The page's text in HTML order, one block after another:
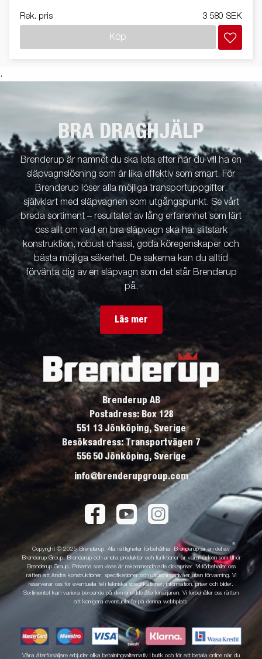
Rek. pris 3 580 SEK
Köp
.
BRA DRAGHJÄLP
Brenderup är namnet du ska leta efter när du vill ha en
släpvagnslösning som är lika effektiv som smart. För
Brenderup löser alla möjliga transportuppgifter,
självklart med släpvagnen som utgångspunkt. Se vårt
breda sortiment – resultatet av lång erfarenhet som lärt
oss allt om vad en bra släpvagn ska ha: slitstark
konstruktion, robust chassi, goda köregenskaper och
bästa möjliga säkerhet. De sakerna kan du alltid
förvänta dig av en släpvagn som det står Brenderup
på.
Läs mer
Brenderup AB
Postadress: Box 128
551 13 Jönköping, Sverige
Besöksadress: Transportvägen 7
556 50 Jönköping, Sverige
info@brenderupgroup.com
Copyright © 2025 Brenderup. Alla rättigheter förbehållna. Brenderup är en del av
Brenderup Group. Brenderup och andra produkter och funktioner är varumärken som tillhör
Brenderup Group. Priserna som visas är rekommenderade cirkapriser. Vi förbehåller oss
rätten att ändra konstruktioner, specifikationer och utrustningsnivåer utan förvarning. Vi
reserverar oss för eventuella fel i tekniska specifikationer, information, priser och bilder.
Sortimentet kan variera beroende på den enskilde återförsäljaren. Vi förbehåller oss rätten
att korrigera eventuella fel på denna webbplats.
Våra återförsäljare erbjuder olika betalningsalternativ i butik och för att betala online när du